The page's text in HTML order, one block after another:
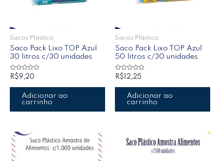
Sacos Plástico
Saco Pack Lixo TOP Azul
30 litros c/30 unidades
Avaliação
de
R$9,20
Adicionar ao
carrinho
Sacos Plástico
Saco Pack Lixo TOP Azul
50 litros c/30 unidades
Avaliação
de
R$ 12,25
Adicionar ao
carrinho